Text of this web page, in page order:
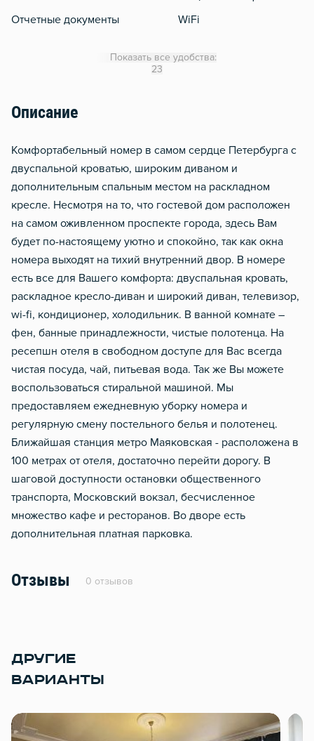
Отчетные документы WiFi
Обогреватель
Показать все удобства:
23
Описание
Комфортабельный номер в самом сердце Петербурга с
двуспальной кроватью, широким диваном и
дополнительным спальным местом на раскладном
кресле. Несмотря на то, что гостевой дом расположен
на самом оживленном проспекте города, здесь Вам
будет по-настоящему уютно и спокойно, так как окна
номера выходят на тихий внутренний двор. В номере
есть все для Вашего комфорта: двуспальная кровать,
раскладное кресло-диван и широкий диван, телевизор,
wi-fi, кондиционер, холодильник. В ванной комнате –
фен, банные принадлежности, чистые полотенца. На
ресепшн отеля в свободном доступе для Вас всегда
чистая посуда, чай, питьевая вода. Так же Вы можете
воспользоваться стиральной машиной. Мы
предоставляем ежедневную уборку номера и
регулярную смену постельного белья и полотенец.
Ближайшая станция метро Маяковская - расположена в
100 метрах от отеля, достаточно перейти дорогу. В
шаговой доступности остановки общественного
транспорта, Московский вокзал, бесчисленное
множество кафе и ресторанов. Во дворе есть
дополнительная платная парковка.
Отзывы 0 отзывов
ДРУГИЕ
ВАРИАНТЫ